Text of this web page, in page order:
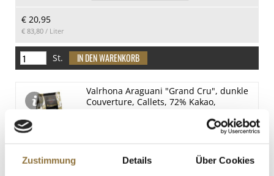
Zustimmung Details Über Cookies
€ 20,95
€ 83,80 / Liter
St.
Valrhona Araguani "Grand Cru", dunkle
Couverture, Callets, 72% Kakao,